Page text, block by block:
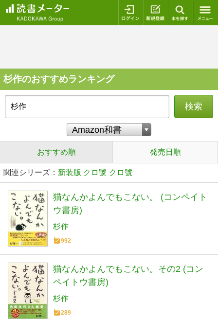
ログイン 新規登録
杉作のおすすめランキング
検索
おすすめ順 発売日順
関連シリーズ： 新装版 クロ號 クロ號
猫なんかよんでもこない。 (コンペイト
ウ書房)
杉作
992
猫なんかよんでもこない。その2 (コン
ペイトウ書房)
杉作
289